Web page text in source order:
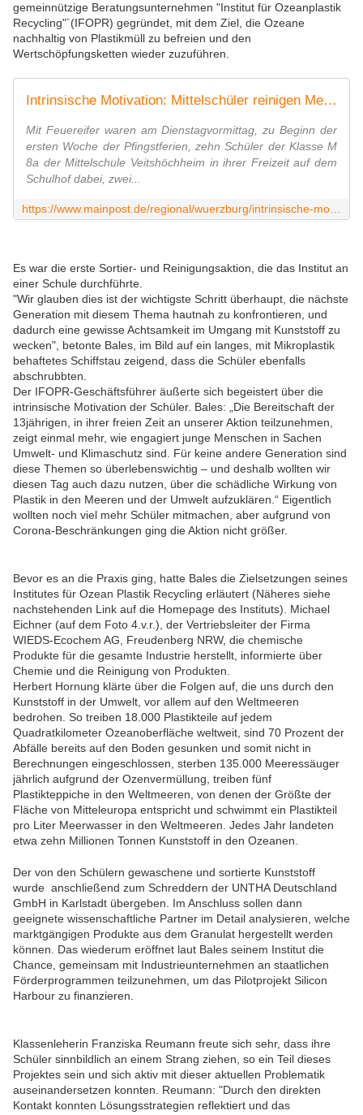
gemeinnützige Beratungsunternehmen "Institut für Ozeanplastik
Recycling"´(IFOPR) gegründet, mit dem Ziel, die Ozeane
nachhaltig von Plastikmüll zu befreien und den
Wertschöpfungsketten wieder zuzuführen.
Intrinsische Motivation: Mittelschüler reinigen Meeresmüll
Mit Feuereifer waren am Dienstagvormittag, zu Beginn der
ersten Woche der Pfingstferien, zehn Schüler der Klasse M
8a der Mittelschule Veitshöchheim in ihrer Freizeit auf dem
Schulhof dabei, zwei...
Es war die erste Sortier- und Reinigungsaktion, die das Institut an
einer Schule durchführte.
"Wir glauben dies ist der wichtigste Schritt überhaupt, die nächste
Generation mit diesem Thema hautnah zu konfrontieren, und
dadurch eine gewisse Achtsamkeit im Umgang mit Kunststoff zu
wecken", betonte Bales, im Bild auf ein langes, mit Mikroplastik
behaftetes Schiffstau zeigend, dass die Schüler ebenfalls
abschrubbten.
Der IFOPR-Geschäftsführer äußerte sich begeistert über die
intrinsische Motivation der Schüler. Bales: „Die Bereitschaft der
13jährigen, in ihrer freien Zeit an unserer Aktion teilzunehmen,
zeigt einmal mehr, wie engagiert junge Menschen in Sachen
Umwelt- und Klimaschutz sind. Für keine andere Generation sind
diese Themen so überlebenswichtig – und deshalb wollten wir
diesen Tag auch dazu nutzen, über die schädliche Wirkung von
Plastik in den Meeren und der Umwelt aufzuklären.“ Eigentlich
wollten noch viel mehr Schüler mitmachen, aber aufgrund von
Corona-Beschränkungen ging die Aktion nicht größer.
Bevor es an die Praxis ging, hatte Bales die Zielsetzungen seines
Institutes für Ozean Plastik Recycling erläutert (Näheres siehe
nachstehenden Link auf die Homepage des Instituts). Michael
Eichner (auf dem Foto 4.v.r.), der Vertriebsleiter der Firma
WIEDS-Ecochem AG, Freudenberg NRW, die chemische
Produkte für die gesamte Industrie herstellt, informierte über
Chemie und die Reinigung von Produkten.
Herbert Hornung klärte über die Folgen auf, die uns durch den
Kunststoff in der Umwelt, vor allem auf den Weltmeeren
bedrohen. So treiben 18.000 Plastikteile auf jedem
Quadratkilometer Ozeanoberfläche weltweit, sind 70 Prozent der
Abfälle bereits auf den Boden gesunken und somit nicht in
Berechnungen eingeschlossen, sterben 135.000 Meeressäuger
jährlich aufgrund der Ozenvermüllung, treiben fünf
Plastikteppiche in den Weltmeeren, von denen der Größte der
Fläche von Mitteleuropa entspricht und schwimmt ein Plastikteil
pro Liter Meerwasser in den Weltmeeren. Jedes Jahr landeten
etwa zehn Millionen Tonnen Kunststoff in den Ozeanen.
Der von den Schülern gewaschene und sortierte Kunststoff
wurde anschließend zum Schreddern der UNTHA Deutschland
GmbH in Karlstadt übergeben. Im Anschluss sollen dann
geeignete wissenschaftliche Partner im Detail analysieren, welche
marktgängigen Produkte aus dem Granulat hergestellt werden
können. Das wiederum eröffnet laut Bales seinem Institut die
Chance, gemeinsam mit Industrieunternehmen an staatlichen
Förderprogrammen teilzunehmen, um das Pilotprojekt Silicon
Harbour zu finanzieren.
Klassenleherin Franziska Reumann freute sich sehr, dass ihre
Schüler sinnbildlich an einem Strang ziehen, so ein Teil dieses
Projektes sein und sich aktiv mit dieser aktuellen Problematik
auseinandersetzen konnten. Reumann: "Durch den direkten
Kontakt konnten Lösungsstrategien reflektiert und das